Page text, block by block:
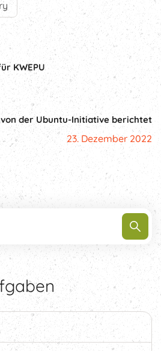
KWEPU
der Ubuntu-Initiative berichtet
23. Dezember 2022